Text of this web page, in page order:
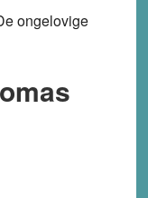
ongelovige